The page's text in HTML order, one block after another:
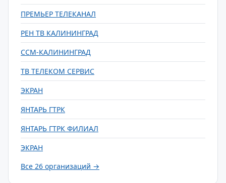
ПРЕМЬЕР ТЕЛЕКАНАЛ
РЕН ТВ КАЛИНИНГРАД
ССМ-КАЛИНИНГРАД
ТВ ТЕЛЕКОМ СЕРВИС
ЭКРАН
ЯНТАРЬ ГТРК
ЯНТАРЬ ГТРК ФИЛИАЛ
ЭКРАН
Все 26 организаций →